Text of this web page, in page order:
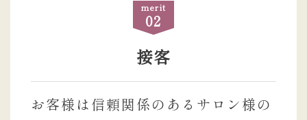
merit
02
接客
お客様は信頼関係のあるサロン様の